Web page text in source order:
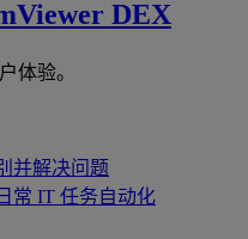
DEX
体验。
并解决问题
常 IT 任务自动化